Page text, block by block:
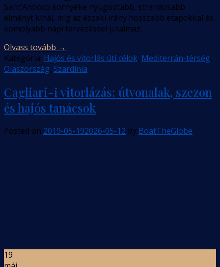
Sant’Antioco környéke nyugodtabb, strandosabb
élményt kínál, míg az északi irány hosszabb etapokkal és
komolyabb napi tervezéssel jutalmaz.
Olvass tovább →
Kategória: Hajós és vitorlás úti célok, Mediterrán-térség,
Olaszország, Szardínia
Cagliari-i vitorlázás: útvonalak, szezon
és hajós tanácsok
Posted on 2019-05-192026-05-12 by BoatTheGlobe
19